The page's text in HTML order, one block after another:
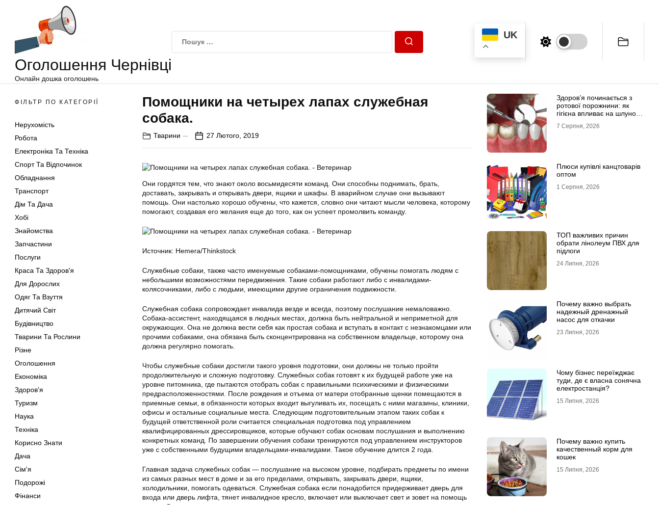
Оголошення Чернівці
Онлайн дошка оголошень
UK
ФІЛЬТР ПО КАТЕГОРІЇ
Нерухомість
Робота
Електроніка Та Техніка
Спорт Та Відпочинок
Обладнання
Транспорт
Дім Та Дача
Хобі
Знайомства
Запчастини
Послуги
Краса Та Здоров'я
Для Дорослих
Одяг Та Взуття
Дитячий Світ
Будівництво
Тварини Та Рослини
Різне
Оголошення
Економіка
Здоров'я
Туризм
Наука
Техніка
Корисно Знати
Дача
Сім'я
Подорожі
Фінанси
Помощники на четырех лапах служебная
собака.
Тварини 27 Лютого, 2019
Они гордятся тем, что знают около восьмидесяти команд. Они способны поднимать, брать,
доставать, закрывать и открывать двери, ящики и шкафы. В аварийном случае они вызывают
помощь. Они настолько хорошо обучены, что кажется, словно они читают мысли человека, которому
помогают, создавая его желания еще до того, как он успеет промолвить команду.
Источник: Hemera/Thinkstock
Служебные собаки, также часто именуемые собаками-помощниками, обучены помогать людям с
небольшими возможностями передвижения. Такие собаки работают либо с инвалидами-
колясочниками, либо с людьми, имеющими другие ограничения подвижности.
Служебная собака сопровождает инвалида везде и всегда, поэтому послушание немаловажно.
Собака-ассистент, находящаяся в людных местах, должна быть нейтральной и неприметной для
окружающих. Она не должна вести себя как простая собака и вступать в контакт с незнакомцами или
прочими собаками, она обязана быть сконцентрирована на собственном владельце, которому она
должна регулярно помогать.
Чтобы служебные собаки достигли такого уровня подготовки, они должны не только пройти
продолжительную и сложную подготовку. Служебных собак готовят к их будущей работе уже на
уровне питомника, где пытаются отобрать собак с правильными психическими и физическими
предрасположенностями. После рождения и отъема от матери отобранные щенки помещаются в
приемные семьи, в обязанности которых входит выгуливать их, посещать с ними магазины, клиники,
офисы и остальные социальные места. Следующим подготовительным этапом таких собак к
будущей ответственной роли считается специальная подготовка под управлением
квалифицированных дрессировщиков, которые обучают собак основам послушания и выполнению
конкретных команд. По завершении обучения собаки тренируются под управлением инструкторов
уже с собственными будущими владельцами-инвалидами. Такое обучение длится 2 года.
Главная задача служебных собак — послушание на высоком уровне, подбирать предметы по имени
из самых разных мест в доме и за его пределами, открывать, закрывать двери, ящики,
холодильники, помогать одеваться. Служебная собака если понадобится придерживает дверь для
входа или дверь лифта, тянет инвалидное кресло, включает или выключает свет и зовет на помощь
Здоров’я починається з
ротової порожнини: як
гігієна впливає на шлунок
7 Серпня, 2026
Плюси купівлі канцтоварів
оптом
1 Серпня, 2026
ТОП важливих причин
обрати лінолеум ПВХ для
підлоги
24 Липня, 2026
Почему важно выбрать
надежный дренажный
насос для откачки
23 Липня, 2026
Чому бізнес переїжджає
туди, де є власна сонячна
електростанція?
15 Липня, 2026
Почему важно купить
качественный корм для
кошек
15 Липня, 2026